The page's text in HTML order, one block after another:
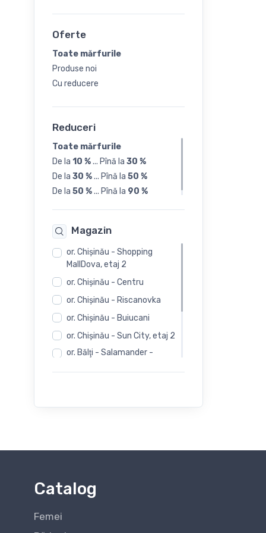
Sneakers
Șlapi
40
41
Oferte
Toate mărfurile
Produse noi
Cu reducere
Reduceri
Toate mărfurile
De la 10 %... Pînă la 30 %
De la 30 %... Pînă la 50 %
De la 50 %... Pînă la 90 %
Magazin
or. Chişinău - Shopping
MallDova, etaj 2
or. Chişinău - Centru
or. Chişinău - Riscanovka
or. Chişinău - Buiucani
or. Chişinău - Sun City, etaj 2
or. Bălţi - Salamander -
or. Bălţi - Rieker -
Catalog
Femei